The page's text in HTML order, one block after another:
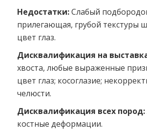
Недостатки:Слабый
прилегающая, грубой текстуры
цвет глаз.
Дисквалификация на
хвоста, любые выраженные
цвет глаз; косоглазие;
челюсти.
Дисквалификация всех пород:
костные деформации.